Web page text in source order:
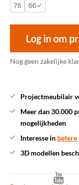
76
66
Log in om
Nog geen zakelijke
Projectmeubilair
Meer dan 30.000
mogelijkheden
Interesse in
3D modellen